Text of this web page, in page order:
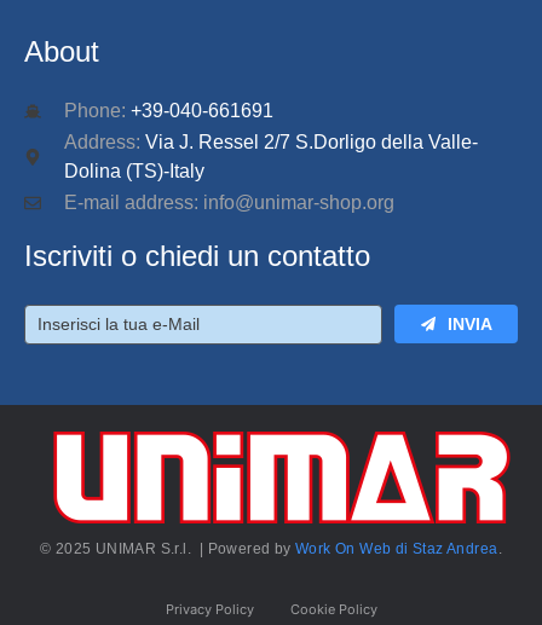
About
Phone: +39-040-661691
Address: Via J. Ressel 2/7 S.Dorligo della Valle-
Dolina (TS)-Italy
E-mail address: info@unimar-shop.org
Iscriviti o chiedi un contatto
INVIA
© 2025 UNIMAR S.r.l. | Powered byWork On Web di Staz Andrea.
Privacy Policy Cookie Policy